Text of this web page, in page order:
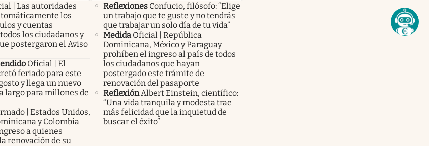
| Las autoridades
los
y cuentas
los ciudadanos y
postergaron el Aviso
Oficial | El
feriado para este
y llega un nuevo
largo para millones de
| Estados Unidos,
y Colombia
a quienes
renovación de su
Reflexiones Confucio, filósofo: “Elige
un trabajo que te guste y no tendrás
que trabajar un solo día de tu vida”
Medida Oficial | República
Dominicana, México y Paraguay
prohíben el ingreso al país de todos
los ciudadanos que hayan
postergado este trámite de
renovación del pasaporte
ReflexiónAlbert Einstein, científico:
“Una vida tranquila y modesta trae
más felicidad que la inquietud de
buscar el éxito”